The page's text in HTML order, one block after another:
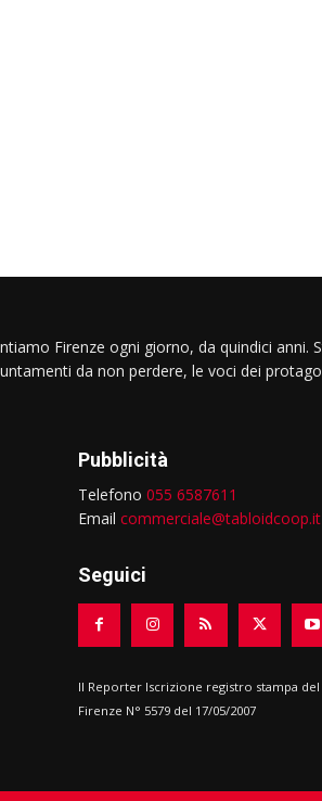
Firenze ogni giorno, da quindici anni.
da non perdere, le voci dei
Pubblicità
Telefono 055 6587611
Email commerciale@tabloidcoop.it
Seguici
Il Reporter Iscrizione registro stampa
Firenze N° 5579 del 17/05/2007